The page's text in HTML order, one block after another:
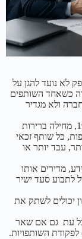
לא נועד להגן על
כשאחד השותפים
ולא מגדיר
פקודת השותפויות [נוסח חדש], תשל"ה-1975, מחילה ברירות
כל שותף זכאי
עבד יותר או
מדירים אותו
לתבוע סעד ישיר
שוויון יכולים לשתק את
עת גם אם שאר